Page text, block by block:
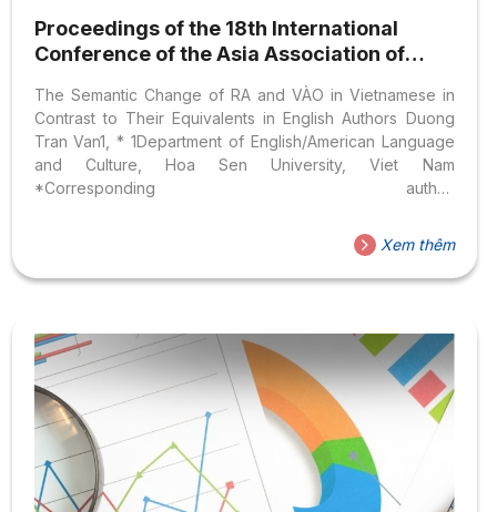
Proceedings of the 18th International
Conference of the Asia Association of
(AsiaCALL–2-2021)
The Semantic Change of RA and VÀO in Vietnamese in
Contrast to Their Equivalents in English Authors Duong
Tran Van1, * 1Department of English/American Language
and Culture, Hoa Sen University, Viet Nam
*Corresponding author.
Author Duong Tran Van Available Online 24 December
2021. DOI https://doi.org/10.2991/assehr.k.211224.034How
to use a DOI? Keywords ra; vào; conceptualization;
denoting spatial orientations RA and VÀO in Vietnamese,
in contrast to their translation equivalents in English.
Originally expressing spatial meanings, these words have
gradually been used to represent abstract concepts.
Xem thêm